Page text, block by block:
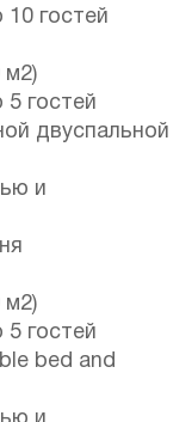
гостей
м2)
гостей
двуспальной
и
м2)
гостей
bed and